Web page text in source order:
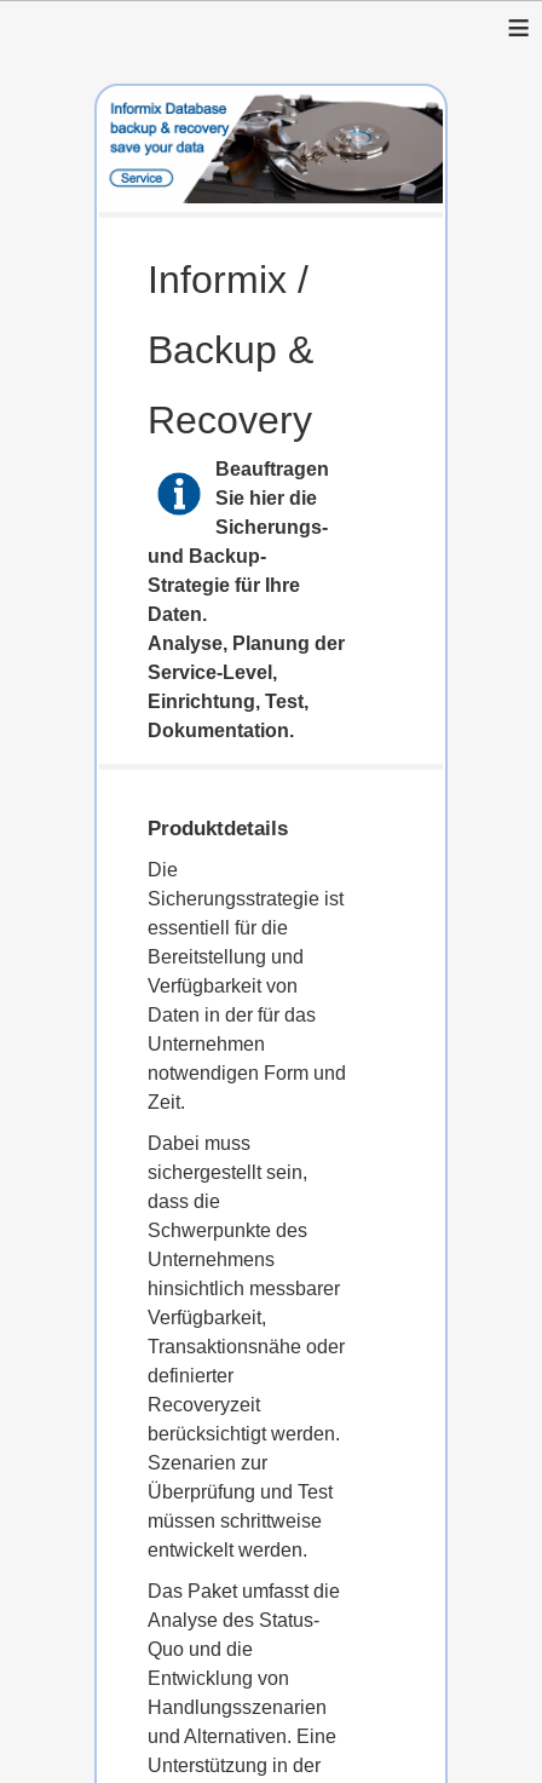
≡
Informix /
Backup &
Recovery
Beauftragen
Sie hier die
Sicherungs-
und Backup-
Strategie für Ihre
Daten.
Analyse, Planung der
Service-Level,
Einrichtung, Test,
Dokumentation.
Produktdetails
Die
Sicherungsstrategie ist
essentiell für die
Bereitstellung und
Verfügbarkeit von
Daten in der für das
Unternehmen
notwendigen Form und
Zeit.
Dabei muss
sichergestellt sein,
dass die
Schwerpunkte des
Unternehmens
hinsichtlich messbarer
Verfügbarkeit,
Transaktionsnähe oder
definierter
Recoveryzeit
berücksichtigt werden.
Szenarien zur
Überprüfung und Test
müssen schrittweise
entwickelt werden.
Das Paket umfasst die
Analyse des Status-
Quo und die
Entwicklung von
Handlungsszenarien
und Alternativen. Eine
Unterstützung in der